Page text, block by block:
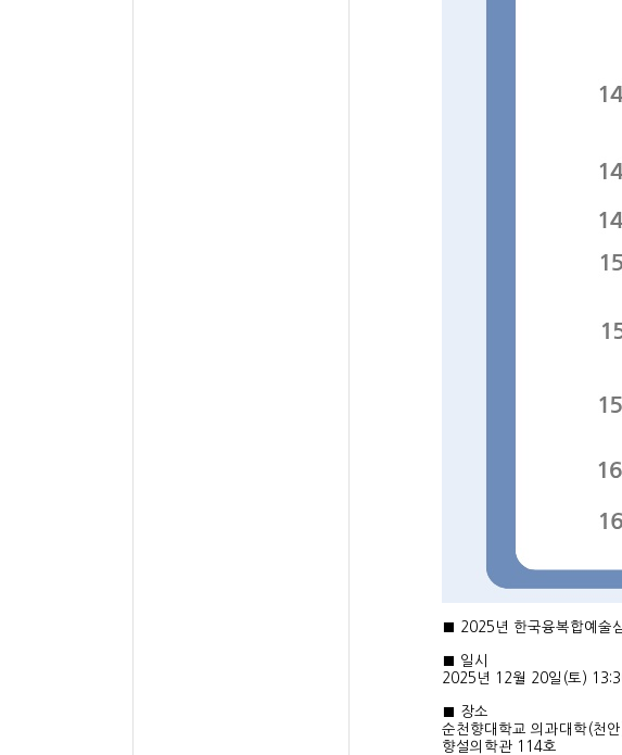
■ 2025년 한국융복합예술
■ 일시
2025년 12월 20일(토)
■ 장소
순천향대학교 의과대학(천
향설의학관 114호